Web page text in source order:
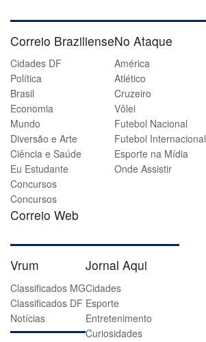
Correio Braziliense
Cidades DF
Política
Brasil
Economia
Mundo
Diversão e Arte
Ciência e Saúde
Eu Estudante
Concursos
Concursos
Correio Web
No Ataque
América
Atlético
Cruzeiro
Vôlei
Futebol Nacional
Futebol Internacional
Esporte na Mídia
Onde Assistir
Vrum
Classificados MG
Classificados DF
Notícias
Jornal Aqui
Cidades
Esporte
Entretenimento
Curiosidades